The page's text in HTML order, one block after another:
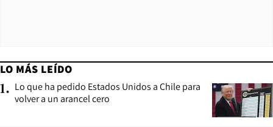
LO MÁS LEÍDO
1. Lo que ha pedido Estados Unidos a Chile para
volver a un arancel cero